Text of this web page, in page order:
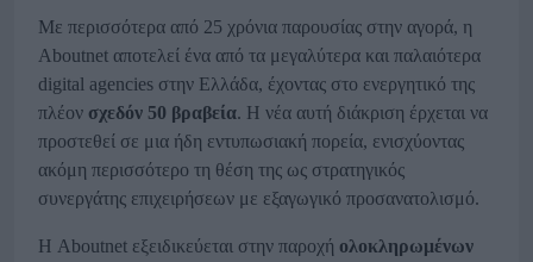
Με περισσότερα από 25 χρόνια παρουσίας στην αγορά, η
Aboutnet αποτελεί ένα από τα μεγαλύτερα και παλαιότερα
digital agencies στην Ελλάδα, έχοντας στο ενεργητικό της
πλέον σχεδόν 50 βραβεία. Η νέα αυτή διάκριση έρχεται να
προστεθεί σε μια ήδη εντυπωσιακή πορεία, ενισχύοντας
ακόμη περισσότερο τη θέση της ως στρατηγικός
συνεργάτης επιχειρήσεων με εξαγωγικό προσανατολισμό.
Η Aboutnet εξειδικεύεται στην παροχή ολοκληρωμένων